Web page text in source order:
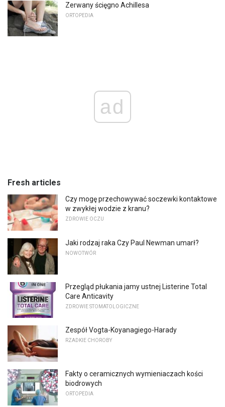
Zerwany ścięgno Achillesa
ORTOPEDIA
ad
Fresh articles
Czy mogę przechowywać soczewki kontaktowe
w zwykłej wodzie z kranu?
ZDROWIE OCZU
Jaki rodzaj raka Czy Paul Newman umarł?
NOWOTWÓR
Przegląd płukania jamy ustnej Listerine Total
Care Anticavity
ZDROWIE STOMATOLOGICZNE
Zespół Vogta-Koyanagiego-Harady
RZADKIE CHOROBY
Fakty o ceramicznych wymieniaczach kości
biodrowych
ORTOPEDIA